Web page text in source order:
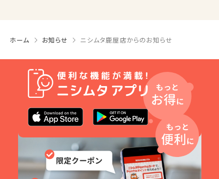
ホーム お知らせ ニシムタ鹿屋店からのお知らせ